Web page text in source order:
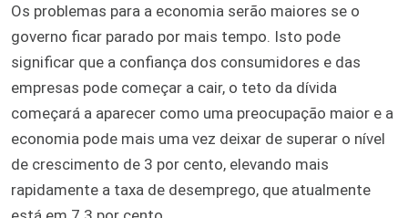
Os problemas para a economia serão maiores se o
governo ficar parado por mais tempo. Isto pode
significar que a confiança dos consumidores e das
empresas pode começar a cair, o teto da dívida
começará a aparecer como uma preocupação maior e a
economia pode mais uma vez deixar de superar o nível
de crescimento de 3 por cento, elevando mais
rapidamente a taxa de desemprego, que atualmente